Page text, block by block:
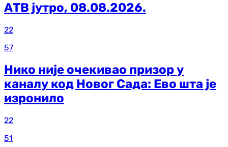
АТВ јутро, 08.08.2026.
22
57
Нико није очекивао призор у
каналу код Новог Сада: Ево шта је
изронило
22
51